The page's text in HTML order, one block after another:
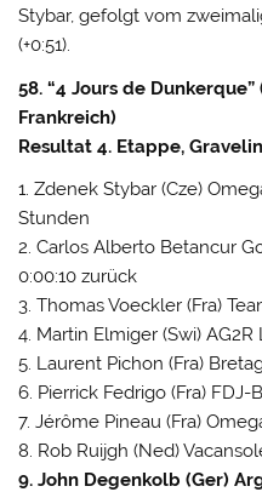
Stybar, gefolgt vom
(+0:51).
58. “4 Jours de Dunkerque”
Frankreich)
Resultat 4. Etappe,
1. Zdenek Stybar (Cze)
Stunden
2. Carlos Alberto Betancur
0:00:10 zurück
3. Thomas Voeckler (Fra)
4. Martin Elmiger (Swi)
5. Laurent Pichon (Fra)
6. Pierrick Fedrigo (Fra) FDJ-
7. Jérôme Pineau (Fra)
8. Rob Ruijgh (Ned)
9. John Degenkolb (Ger)